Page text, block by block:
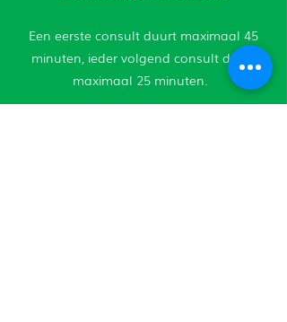
Een eerste consult duurt maximaal 45
minuten, ieder volgend consult duurt
maximaal 25 minuten.